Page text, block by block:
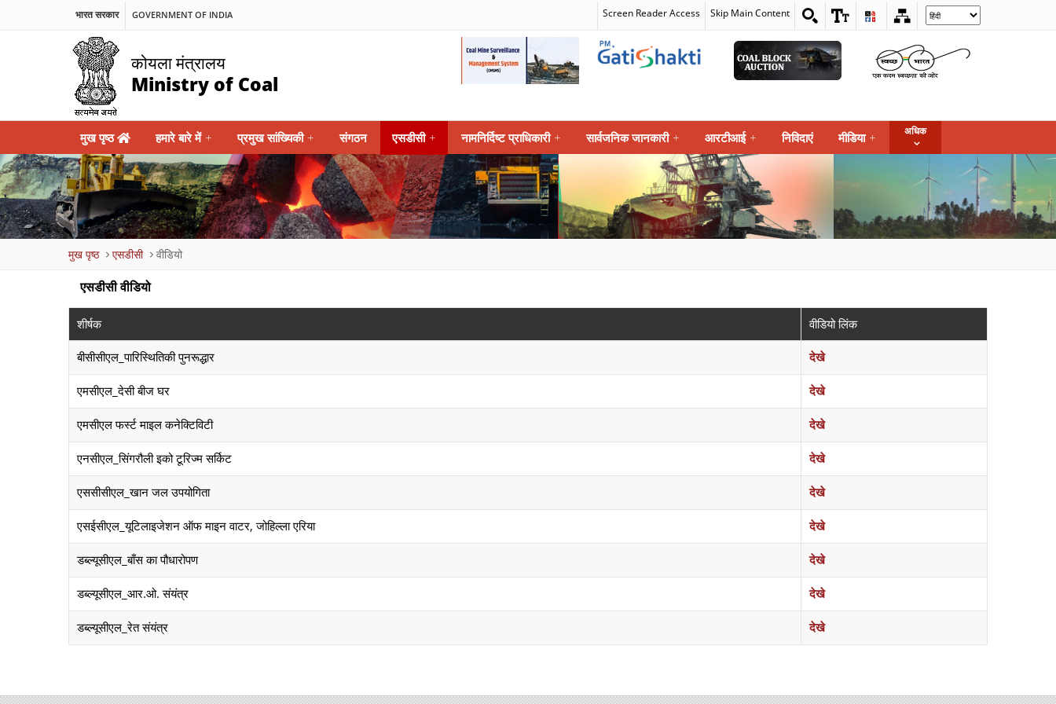
भारत सरकार GOVERNMENT OF INDIA Screen Reader Access Skip Main Content
Select
your
कोयला मंत्रालय
Ministry of Coal
navigation
मुख पृष्ठ हमारे बारे में + प्रमुख सांख्यिकी + संगठन एसडीसी + नामनिर्दिष्ट प्राधिकारी + सार्वजनिक जानकारी + आरटीआई + निविदाएं मीडिया + अधिक
मुख पृष्ठ एसडीसी वीडियो
एसडीसी वीडियो
शीर्षक
वीडियो लिंक
बीसीसीएल_पारिस्थितिकी पुनरूद्धार
देखे
एमसीएल_देसी बीज घर देखे
एमसीएल फर्स्ट माइल कनेक्टिविटी देखे
एनसीएल_सिंगरौली इको टूरिज्म सर्किट देखे
एससीसीएल_खान जल उपयोगिता देखे
एसईसीएल_यूटिलाइजेशन ऑफ माइन वाटर, जोहिल्ला एरिया देखे
डब्ल्यूसीएल_बाँस का पौधारोपण देखे
डब्ल्यूसीएल_आर.ओ. संयंत्र देखे
डब्ल्यूसीएल_रेत संयंत्र देखे